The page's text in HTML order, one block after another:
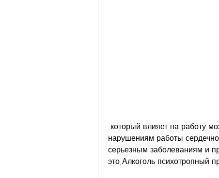
нарушениям работы
серьезным заболеваниям и
это,Алкоголь психотропный